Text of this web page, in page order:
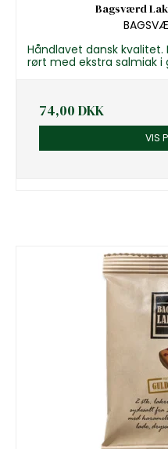
Bagsværd
Håndlavet dansk
rørt med ekstra salmiak i
74,00 DKK
VIS